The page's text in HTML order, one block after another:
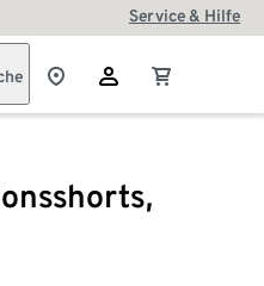
Service & Hilfe